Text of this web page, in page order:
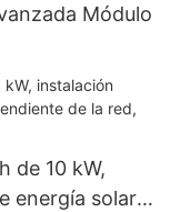
Módulo
de 10 kW,
energía solar